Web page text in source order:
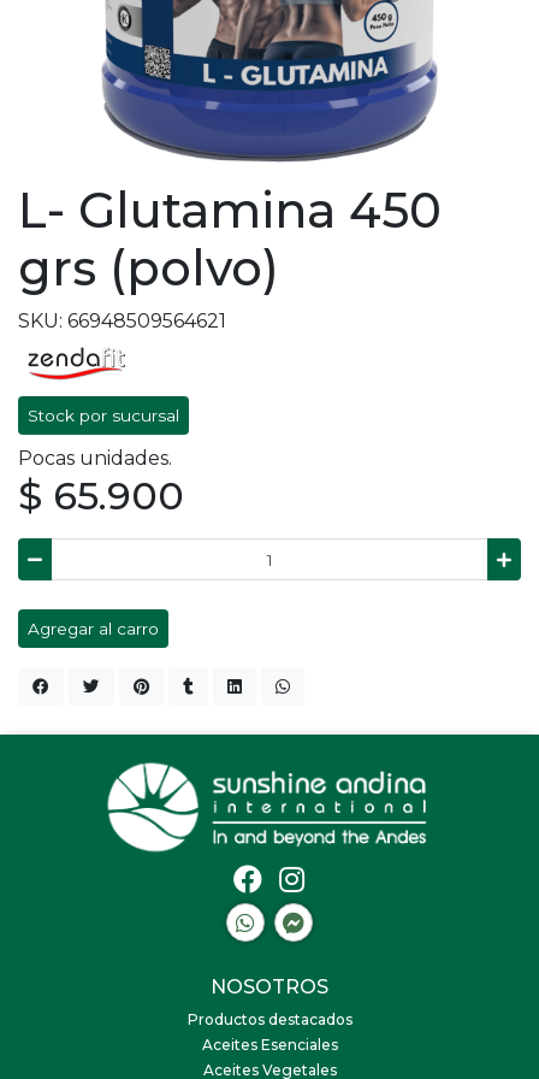
L- Glutamina 450
grs (polvo)
SKU: 66948509564621
Stock por sucursal
Pocas unidades.
$ 65.900
Agregar al carro
NOSOTROS
Productos destacados
Aceites Esenciales
Aceites Vegetales